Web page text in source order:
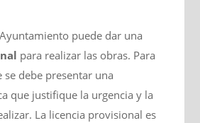
puede dar una
para realizar las obras. Para
debe presentar una
que justifique la urgencia y la
La licencia provisional es